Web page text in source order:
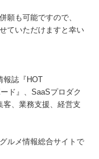
願も可能ですので、
ていただけますと幸い
報誌『HOT
ド』、SaaSプロダク
客、業務支援、経営支
ルメ情報総合サイトで